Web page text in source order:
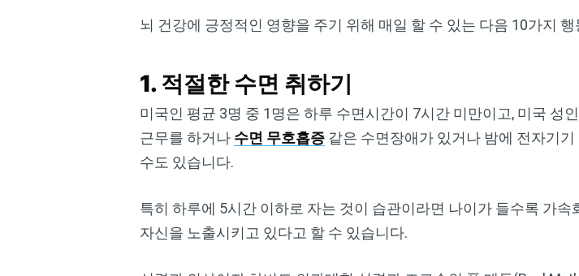
뇌 건강에 긍정적인 영향을 주기 위해 매일 할 수 있는 다음 10가지
1. 적절한 수면 취하기
미국인 평균 3명 중 1명은 하루 수면시간이 7시간 미만이고, 미국 성
근무를 하거나 수면 무호흡증 같은 수면장애가 있거나 밤에 전자기
수도 있습니다.
특히 하루에 5시간 이하로 자는 것이 습관이라면 나이가 들수록 가
자신을 노출시키고 있다고 할 수 있습니다.